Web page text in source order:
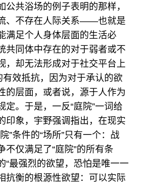
公共浴场的例子表明的那样，
、不存在人际关系——也就是
满足个人身体层面的生活必
共同体中存在的对于弱者或不
，却无法形成对于社交平台上
有效抵抗，因为对于承认的欲
的层面，或者说，源于人作为
定。于是，一反“庭院”一词给
印象，宇野强调指出，在现实
”条件的“场所”只有一个：战
不仅满足了“庭院”的所有条
“最强烈的欲望，恐怕是唯一一
抗衡的根源性欲望：可以实际